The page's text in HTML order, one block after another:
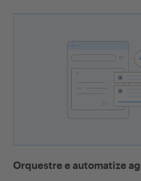
Orquestre e automatize